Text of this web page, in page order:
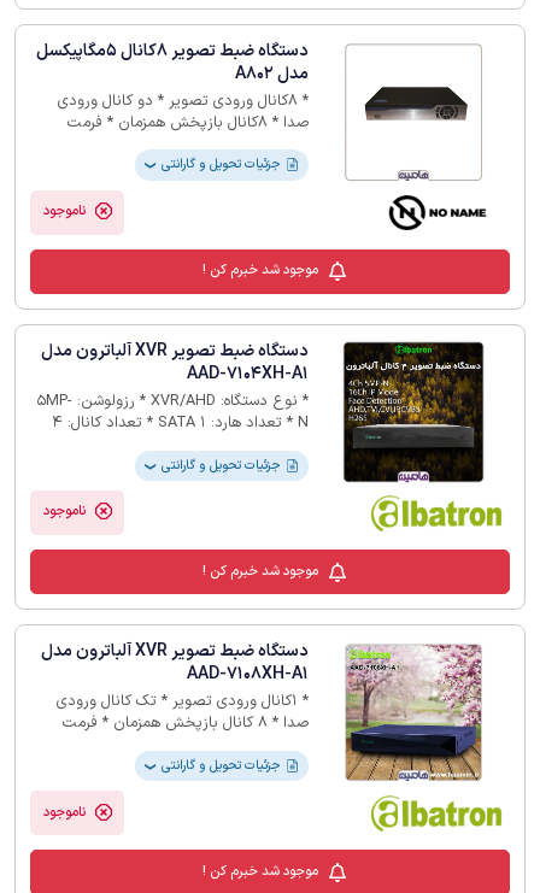
دستگاه ضبط تصویر 8کانال 5مگاپیکسل
مدل A802
* 8کانال ورودی تصویر * دو کانال ورودی
صدا * 8کانال بازپخش همزمان * فرمت
جزئیات تحویل و گارانتی ❯
ناموجود
موجود شد خبرم کن !
دستگاه ضبط تصویر XVR آلباترون مدل
AAD-7104XH-A1
* نوع دستگاه: XVR/AHD * رزولوشن: 5MP-
N * تعداد هارد: 1 SATA * تعداد کانال: 4
18 ماهه
جزئیات تحویل و گارانتی ❯
ناموجود
موجود شد خبرم کن !
دستگاه ضبط تصویر XVR آلباترون مدل
AAD-7108XH-A1
* 1کانال ورودی تصویر * تک کانال ورودی
صدا * 8 کانال بازپخش همزمان * فرمت
جزئیات تحویل و گارانتی ❯
ناموجود
موجود شد خبرم کن !